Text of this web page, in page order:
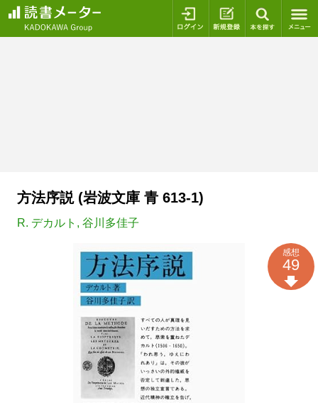
ログイン 新規登録
方法序説 (岩波文庫 青 613-1)
R. デカルト , 谷川多佳子
感想
49